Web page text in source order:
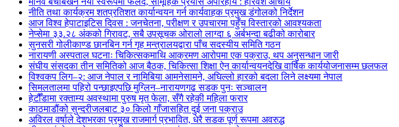
नीति तथा कार्यक्रम शतप्रतिशत कार्यान्वयन गर्न कार्यवाहक प्रमुख डंगोलको निर्देशन
आज विश्व हेपाटाइटिस दिवस : जनचेतना, परीक्षण र उपचारमा पहुँच विस्तारको आवश्यकता
नेप्सेमा ३३.२८ अंकको गिरावट, सबै उपसूचक ओरालो लाग्दा ६ अर्बभन्दा बढीको कारोबार
सुनसरी गोलीकाण्ड छानबिन गर्न गृह मन्त्रालयद्वारा पाँच सदस्यीय समिति गठन
नारायणी अस्पताल घटनाः चिकित्सकमाथि आक्रमण आरोपमा एक पक्राउ, थप अनुसन्धान जारी
संघीय संसदका तीन समितिको आज बैठक, चिकित्सा शिक्षा ऐन कार्यान्वयनदेखि वार्षिक कार्ययोजनासम्म छलफल
विश्वकप लिग–२: आज नेपाल र नामिबिया आमनेसामने, अघिल्लो हारको बदला लिने लक्ष्यमा नेपाल
सिमलतालमा पहिरो पन्छाइएपछि मुग्लिन–नारायणगढ सडक पुनः सञ्चालन
हेटौँडामा रक्ताम्य अवस्थामा पुरुष मृत फेला, सँगै रहेकी महिला फरार
काठमाडौंको सुन्दरीजलबाट ३० किलो गाँजासहित दुई जना पक्राउ
अविरल वर्षाले देशभरका प्रमुख राजमार्ग प्रभावित, धेरै सडक पूर्ण रूपमा अवरुद्ध